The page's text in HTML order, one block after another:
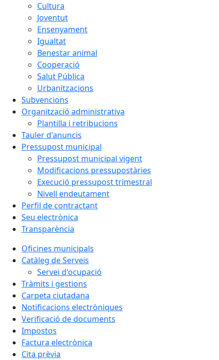
Cultura
Joventut
Ensenyament
Igualtat
Benestar animal
Cooperació
Salut Pública
Urbanitzacions
Subvencions
Organització administrativa
Plantilla i retribucions
Tauler d'anuncis
Pressupost municipal
Pressupost municipal vigent
Modificacions pressupostàries
Execució pressupost trimestral
Nivell endeutament
Perfil de contractant
Seu electrònica
Transparència
Oficines municipals
Catàleg de Serveis
Servei d'ocupació
Tràmits i gestions
Carpeta ciutadana
Notificacions electròniques
Verificació de documents
Impostos
Factura electrònica
Cita prèvia